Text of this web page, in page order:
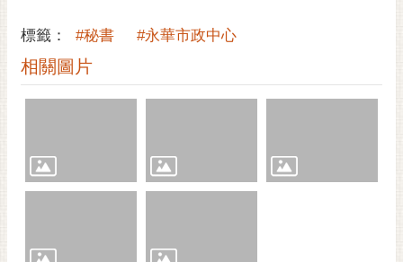
置
標籤： #秘書 #永華市政中心
相關圖片